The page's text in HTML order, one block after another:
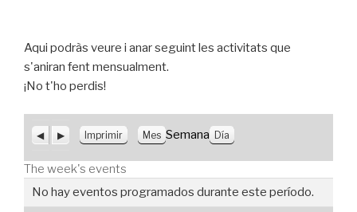
Aqui podràs veure i anar seguint les activitats que
s'aniran fent mensualment.
¡No t'ho perdis!
A
n
t
e
r
i
S
i
g
u
i
e
Imprimir V
i
s
t
a
s
Mes Semana Día
The week's events
No hay eventos programados durante este período.